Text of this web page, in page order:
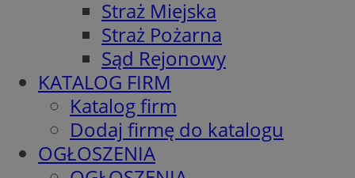
Straż Miejska
Straż Pożarna
Sąd Rejonowy
KATALOG FIRM
Katalog firm
Dodaj firmę do katalogu
OGŁOSZENIA